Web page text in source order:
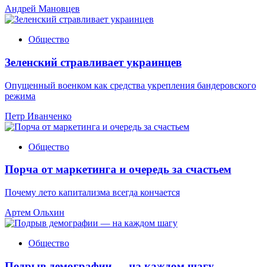
Андрей Мановцев
Общество
Зеленский стравливает украинцев
Опущенный военком как средства укрепления бандеровского
режима
Петр Иванченко
Общество
Порча от маркетинга и очередь за счастьем
Почему лето капитализма всегда кончается
Артем Ольхин
Общество